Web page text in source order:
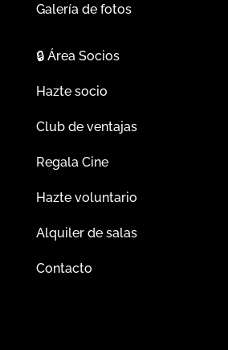
Galería de fotos
🔒Área Socios
Hazte socio
Club de ventajas
Regala Cine
Hazte voluntario
Alquiler de salas
Contacto